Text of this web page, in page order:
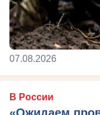
07.08.2026
В России